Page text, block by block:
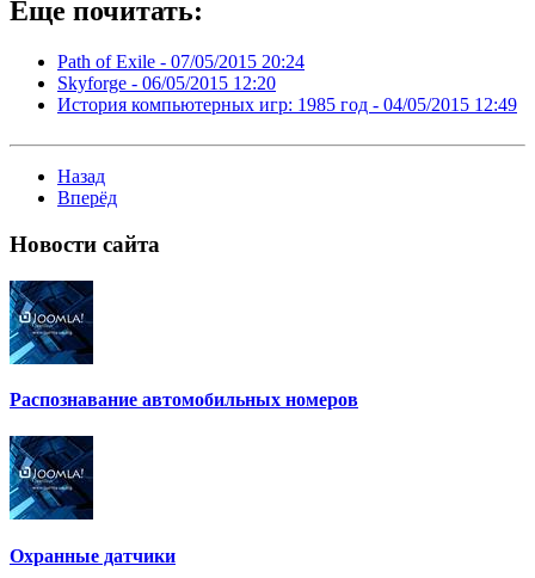
Еще почитать:
Path of Exile - 07/05/2015 20:24
Skyforge - 06/05/2015 12:20
История компьютерных игр: 1985 год - 04/05/2015 12:49
Назад
Вперёд
Новости сайта
Распознавание автомобильных номеров
Охранные датчики